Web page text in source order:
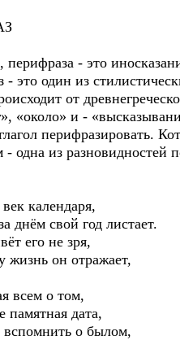
перифраза - это
- это один из
от
«около» и -
перифразировать.
одна из разновидностей
календаря,
днём свой год листает.
его не зря,
жизнь он отражает,
всем о том,
памятная дата,
вспомнить о былом,